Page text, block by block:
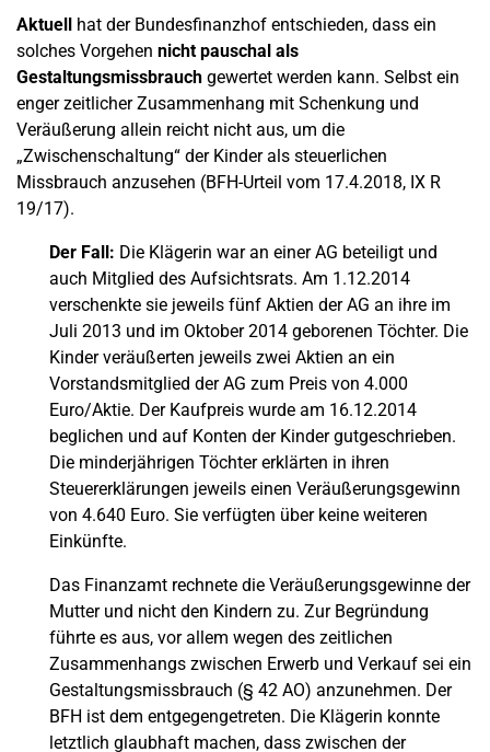
Aktuell hat der Bundesfinanzhof entschieden, dass ein
solches Vorgehen nicht pauschal als
Gestaltungsmissbrauch gewertet werden kann. Selbst ein
enger zeitlicher Zusammenhang mit Schenkung und
Veräußerung allein reicht nicht aus, um die
„Zwischenschaltung“ der Kinder als steuerlichen
Missbrauch anzusehen (BFH-Urteil vom 17.4.2018, IX R
19/17).
Der Fall: Die Klägerin war an einer AG beteiligt und
auch Mitglied des Aufsichtsrats. Am 1.12.2014
verschenkte sie jeweils fünf Aktien der AG an ihre im
Juli 2013 und im Oktober 2014 geborenen Töchter. Die
Kinder veräußerten jeweils zwei Aktien an ein
Vorstandsmitglied der AG zum Preis von 4.000
Euro/Aktie. Der Kaufpreis wurde am 16.12.2014
beglichen und auf Konten der Kinder gutgeschrieben.
Die minderjährigen Töchter erklärten in ihren
Steuererklärungen jeweils einen Veräußerungsgewinn
von 4.640 Euro. Sie verfügten über keine weiteren
Einkünfte.
Das Finanzamt rechnete die Veräußerungsgewinne der
Mutter und nicht den Kindern zu. Zur Begründung
führte es aus, vor allem wegen des zeitlichen
Zusammenhangs zwischen Erwerb und Verkauf sei ein
Gestaltungsmissbrauch (§ 42 AO) anzunehmen. Der
BFH ist dem entgegengetreten. Die Klägerin konnte
letztlich glaubhaft machen, dass zwischen der